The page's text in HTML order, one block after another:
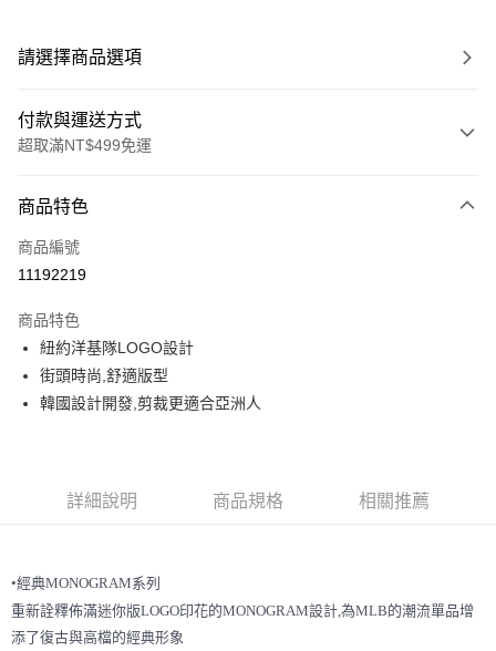
請選擇商品選項
付款與運送方式
超取滿NT$499免運
信用卡一次付款
超商取貨付款
Apple Pay
街口支付
全家取貨付款<未取貨列黑名單/不支援離島取退>
全家取貨<不支援離島取退>
每筆NT$60，滿NT$499(含以上)免運費
商品特色
商品編號
11192219
商品特色
紐約洋基隊LOGO設計
街頭時尚,舒適版型
韓國設計開發,剪裁更適合亞洲人
詳細說明 商品規格 相關推薦
•經典MONOGRAM系列
重新詮釋佈滿迷你版LOGO印花的MONOGRAM設計,為MLB的潮流單品增
添了復古與高檔的經典形象